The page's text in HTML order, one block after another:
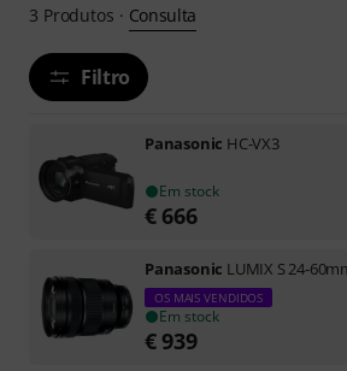
3 Produtos · Consulta
Filtro
Panasonic HC-VX3
Em stock
€ 666
Panasonic LUMIX S 24-
OS MAIS VENDIDOS
Em stock
€939